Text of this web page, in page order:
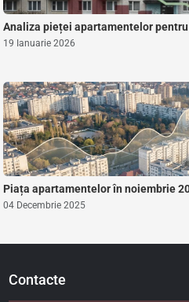
Analiza pieței apartamentelor
19 Ianuarie 2026
Piața apartamentelor în noiembrie
04 Decembrie 2025
Contacte